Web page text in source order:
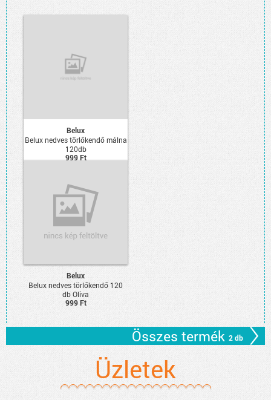
Belux
Belux nedves törlőkendő málna
120db
999 Ft
Belux
Belux nedves törlőkendő 120
db Oliva
999 Ft
Összes termék 2 db
Üzletek